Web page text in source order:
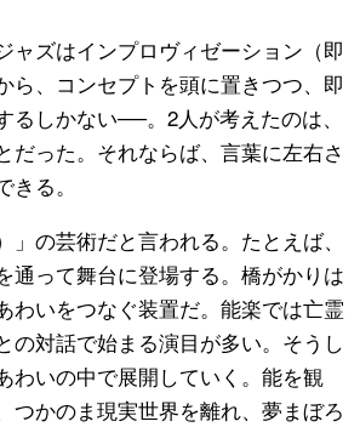
ャズはインプロヴィゼーション（即
ら、コンセプトを頭に置きつつ、即
るしかない──。2人が考えたのは、
だった。それならば、言葉に左右さ
る。
の芸術だと言われる。たとえば、
通って舞台に登場する。橋がかりは
わいをつなぐ装置だ。能楽では亡霊
の対話で始まる演目が多い。そうし
わいの中で展開していく。能を観
つかのま現実世界を離れ、夢まぼろ